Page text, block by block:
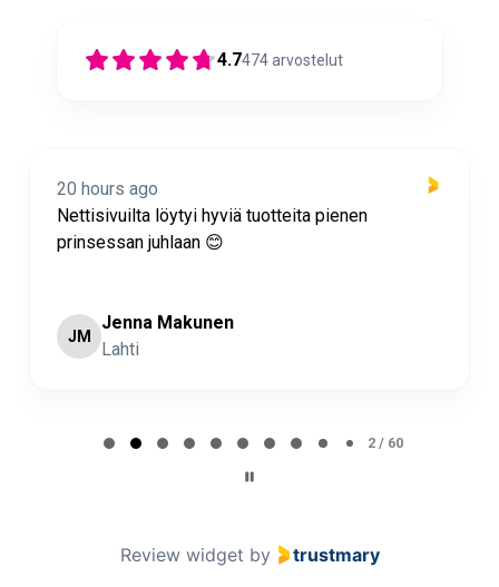
4.7474arvostelut
20 hours ago
Nettisivuilta löytyi hyviä tuotteita pienen
prinsessan juhlaan 😊
JM
Jenna Makunen
Lahti
2 / 60
Review widget by trustmary